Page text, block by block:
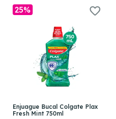
25%
Enjuague Bucal Colgate Plax
Fresh Mint 750ml